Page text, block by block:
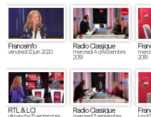
Franceinfo
vendredi 12 juin 2020
Radio Classique
mercredi 4 dÃ©cembre
2019
2019
RTL & LCI Radio Classique